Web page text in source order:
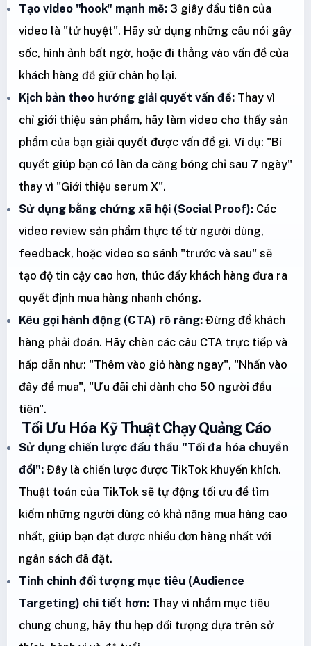
Tạo video "hook" mạnh mẽ: 3 giây đầu tiên của
video là "tử huyệt". Hãy sử dụng những câu nói gây
sốc, hình ảnh bất ngờ, hoặc đi thẳng vào vấn đề của
khách hàng để giữ chân họ lại.
Kịch bản theo hướng giải quyết vấn đề: Thay vì
chỉ giới thiệu sản phẩm, hãy làm video cho thấy sản
phẩm của bạn giải quyết được vấn đề gì. Ví dụ: "Bí
quyết giúp bạn có làn da căng bóng chỉ sau 7 ngày"
thay vì "Giới thiệu serum X".
Sử dụng bằng chứng xã hội (Social Proof): Các
video review sản phẩm thực tế từ người dùng,
feedback, hoặc video so sánh "trước và sau" sẽ
tạo độ tin cậy cao hơn, thúc đẩy khách hàng đưa ra
quyết định mua hàng nhanh chóng.
Kêu gọi hành động (CTA) rõ ràng: Đừng để khách
hàng phải đoán. Hãy chèn các câu CTA trực tiếp và
hấp dẫn như: "Thêm vào giỏ hàng ngay", "Nhấn vào
đây để mua", "Ưu đãi chỉ dành cho 50 người đầu
tiên".
Tối Ưu Hóa Kỹ Thuật Chạy Quảng Cáo
Sử dụng chiến lược đấu thầu "Tối đa hóa chuyển
đổi": Đây là chiến lược được TikTok khuyến khích.
Thuật toán của TikTok sẽ tự động tối ưu để tìm
kiếm những người dùng có khả năng mua hàng cao
nhất, giúp bạn đạt được nhiều đơn hàng nhất với
ngân sách đã đặt.
Tinh chỉnh đối tượng mục tiêu (Audience
Targeting) chi tiết hơn: Thay vì nhắm mục tiêu
chung chung, hãy thu hẹp đối tượng dựa trên sở